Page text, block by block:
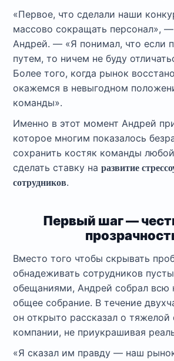
«Первое, что сделали наши
массово сокращать персонал»,
Андрей. — «Я понимал, что если
путем, то ничем не буду
Более того, когда рынок
окажемся в невыгодном
команды».
Именно в этот момент Андрей
которое многим показалось
сохранить костяк команды
сделать ставку на развитие
сотрудников.
Первый шаг —
Вместо того чтобы скрывать
обнадеживать сотрудников
обещаниями, Андрей собрал всю
общее собрание. В течение
он открыто рассказал о тяжелой
компании, не приукрашивая
«Я сказал им правду — наш